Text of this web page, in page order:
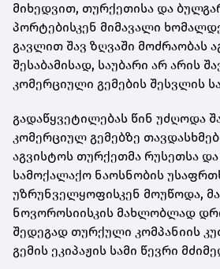
მიხედვით, თურქეთისა და
პორტებისკენ მიმავალი
გავლით შავ ზღვაში მოძრაობას
შესაბამისად, საუბარი არ არის
კომერციული გემების შესვლის
გადაწყვეტილებას წინ უძღოდა
კომერციულ გემებზე
აგვისტოს თურქეთმა რუსეთსა და
სამოქალაქო ნაოსნობის
უზრუნველყოფისკენ მოუწოდა,
ნოვოროსიისკის მახლობლად
შედეგად თურქული კომპანიის
გემის ეკიპაჟის სამი წევრი